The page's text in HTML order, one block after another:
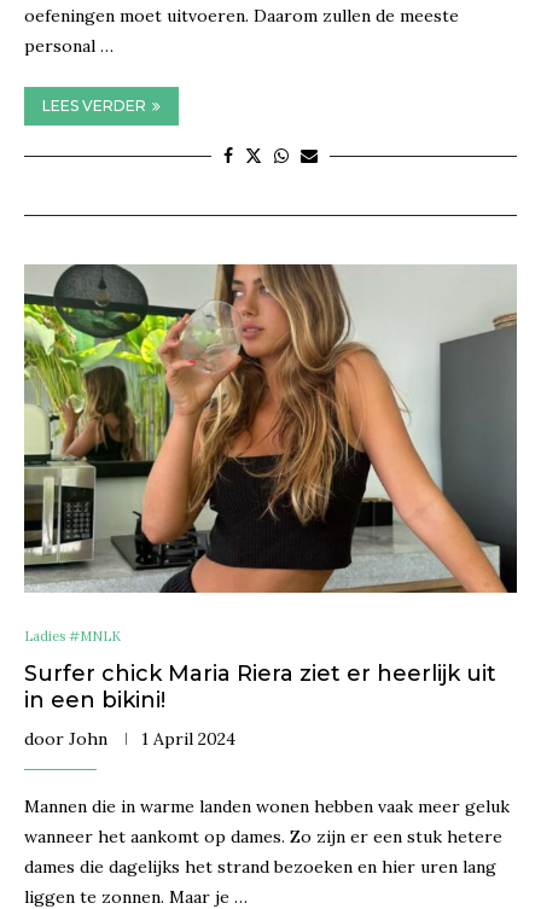
oefeningen moet uitvoeren. Daarom zullen de meeste
personal …
LEES VERDER
Ladies #MNLK
Surfer chick Maria Riera ziet er heerlijk uit
in een bikini!
door John 1 April 2024
Mannen die in warme landen wonen hebben vaak meer geluk
wanneer het aankomt op dames. Zo zijn er een stuk hetere
dames die dagelijks het strand bezoeken en hier uren lang
liggen te zonnen. Maar je …